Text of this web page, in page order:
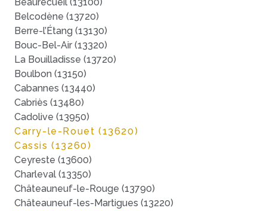
Belcodène (13720)
Berre-l’Étang (13130)
Bouc-Bel-Air (13320)
La Bouilladisse (13720)
Boulbon (13150)
Cabannes (13440)
Cabriès (13480)
Cadolive (13950)
Carry-le-Rouet (13620)
Cassis (13260)
Ceyreste (13600)
Charleval (13350)
Châteauneuf-le-Rouge (13790)
Châteauneuf-les-Martigues (13220)